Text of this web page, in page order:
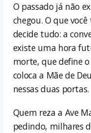
O passado já não
chegou. O que
decide tudo: a
existe uma hora
morte, que define
coloca a Mãe de
nessas duas portas.
Quem reza a Ave
pedindo, milhares